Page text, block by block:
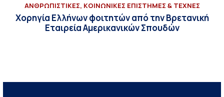
ΑΝΘΡΩΠΙΣΤΙΚΕΣ, ΚΟΙΝΩΝΙΚΕΣ ΕΠΙΣΤΗΜΕΣ & ΤΕΧΝΕΣ
Χορηγία Ελλήνων φοιτητών από την Βρετανική
Εταιρεία Αμερικανικών Σπουδών